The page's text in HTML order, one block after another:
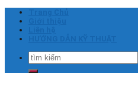
Skip
content
Tìm
kiếm: